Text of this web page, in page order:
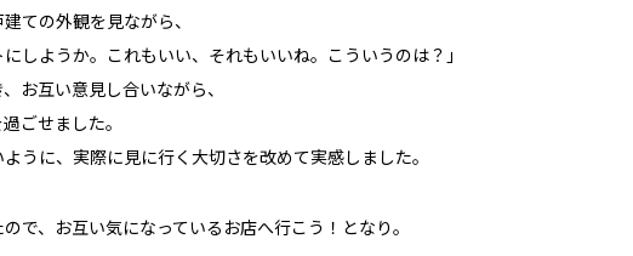
ての外観を見ながら、
にしようか。これもいい、それもいいね。こういうのは？」
お互い意見し合いながら、
ごせました。
うに、実際に見に行く大切さを改めて実感しました。
で、お互い気になっているお店へ行こう！となり。